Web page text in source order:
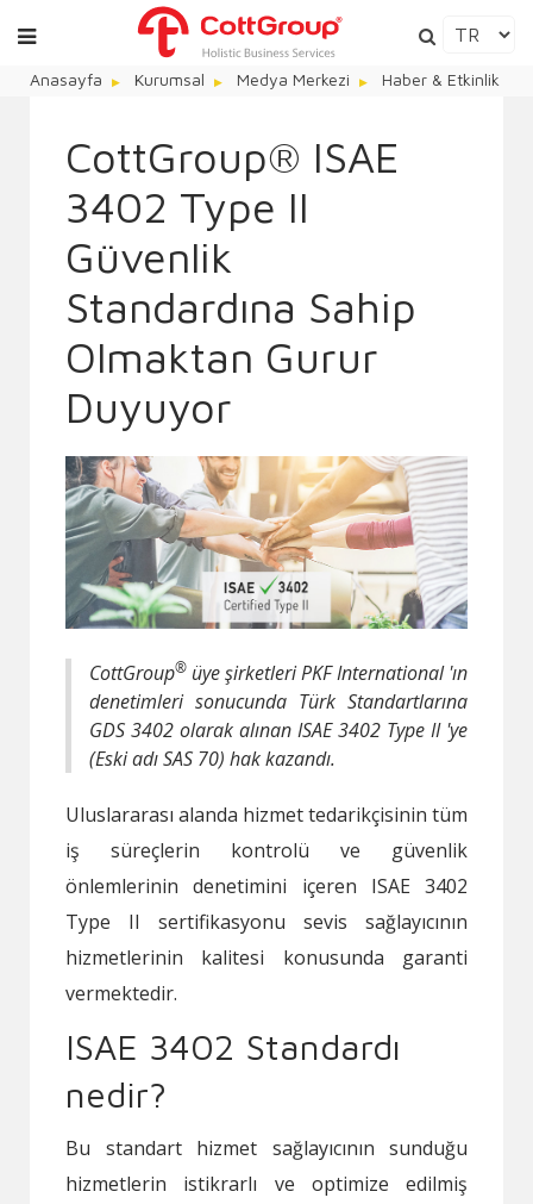
Anasayfa Kurumsal Medya Merkezi Haber & Etkinlik
CottGroup® ISAE
3402 Type II
Güvenlik
Standardına Sahip
Olmaktan Gurur
Duyuyor
CottGroup® üye şirketleri PKF International 'ın
denetimleri sonucunda Türk Standartlarına
GDS 3402 olarak alınan ISAE 3402 Type II 'ye
(Eski adı SAS 70) hak kazandı.
Uluslararası alanda hizmet tedarikçisinin tüm
iş süreçlerin kontrolü ve güvenlik
önlemlerinin denetimini içeren ISAE 3402
Type II sertifikasyonu sevis sağlayıcının
hizmetlerinin kalitesi konusunda garanti
vermektedir.
ISAE 3402 Standardı
nedir?
Bu standart hizmet sağlayıcının sunduğu
hizmetlerin istikrarlı ve optimize edilmiş